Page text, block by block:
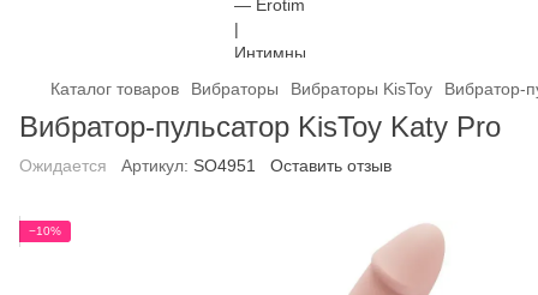
Каталог товаров Вибраторы Вибраторы KisToy Вибратор-
Вибратор-пульсатор KisToy Katy Pro
Ожидается Артикул: SO4951 Оставить отзыв
−10%